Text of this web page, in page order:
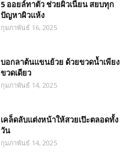
5 ออยล์ทาตัว ช่วยผิวเนียน สยบทุก
ปัญหาผิวแห้ง
กุมภาพันธ์ 16, 2025
บอกลาต้นแขนย้วย ด้วยขวดน้ำเพียง
ขวดเดียว
กุมภาพันธ์ 14, 2025
เคล็ดลับแต่งหน้าให้สวยเป๊ะตลอดทั้ง
วัน
กุมภาพันธ์ 14, 2025